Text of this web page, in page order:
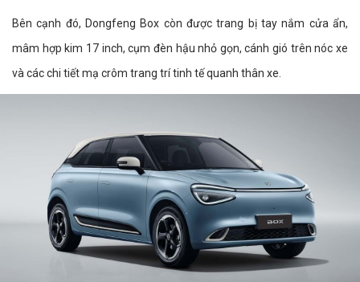
Bên cạnh đó, Dongfeng Box còn được trang bị tay nắm cửa ẩn,
mâm hợp kim 17 inch, cụm đèn hậu nhỏ gọn, cánh gió trên nóc xe
và các chi tiết mạ crôm trang trí tinh tế quanh thân xe.